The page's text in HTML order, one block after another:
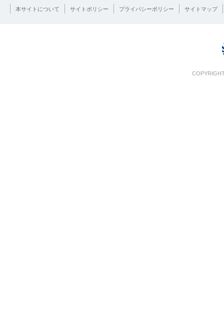
本サイトについて サイトポリシー プライバシーポリシー サイトマップ